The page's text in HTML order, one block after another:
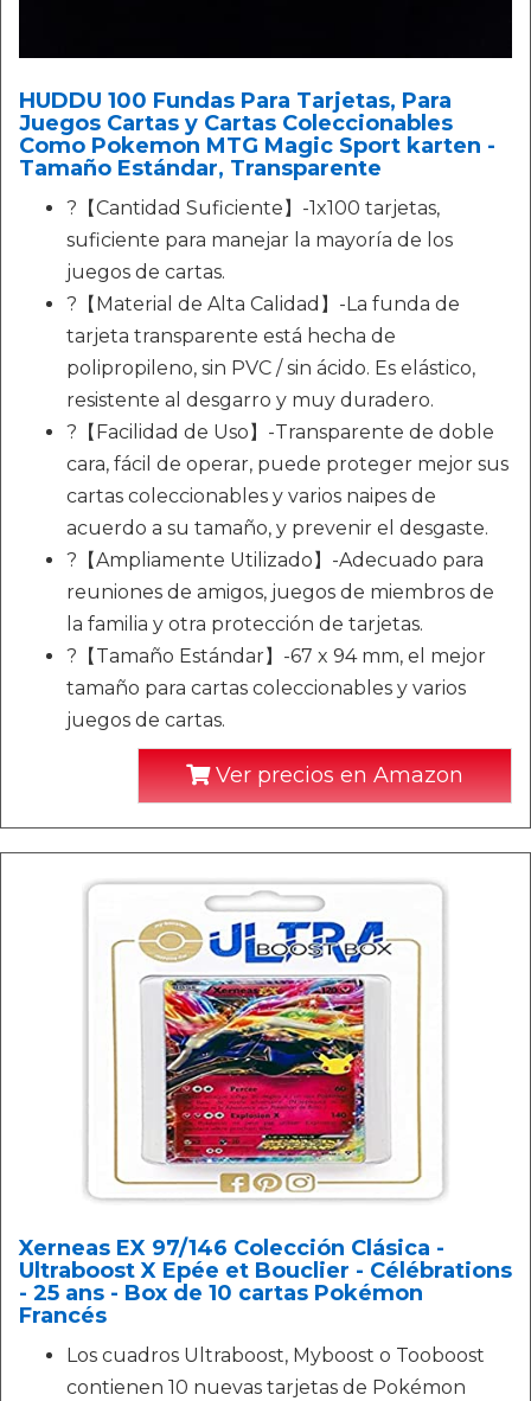
HUDDU 100 Fundas Para Tarjetas, Para
Juegos Cartas y Cartas Coleccionables
Como Pokemon MTG Magic Sport karten -
Tamaño Estándar, Transparente
?【Cantidad Suficiente】-1x100 tarjetas,
suficiente para manejar la mayoría de los
juegos de cartas.
?【Material de Alta Calidad】-La funda de
tarjeta transparente está hecha de
polipropileno, sin PVC / sin ácido. Es elástico,
resistente al desgarro y muy duradero.
?【Facilidad de Uso】-Transparente de doble
cara, fácil de operar, puede proteger mejor sus
cartas coleccionables y varios naipes de
acuerdo a su tamaño, y prevenir el desgaste.
?【Ampliamente Utilizado】-Adecuado para
reuniones de amigos, juegos de miembros de
la familia y otra protección de tarjetas.
?【Tamaño Estándar】-67 x 94 mm, el mejor
tamaño para cartas coleccionables y varios
juegos de cartas.
Ver precios en Amazon
Xerneas EX 97/146 Colección Clásica -
Ultraboost X Epée et Bouclier - Célébrations
- 25 ans - Box de 10 cartas Pokémon
Francés
Los cuadros Ultraboost, Myboost o Tooboost
contienen 10 nuevas tarjetas de Pokémon